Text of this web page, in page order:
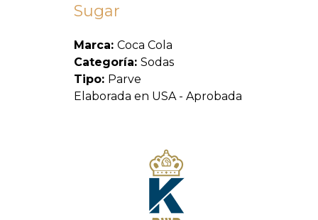
Sugar
Marca: Coca Cola
Categoría: Sodas
Tipo: Parve
Elaborada en USA - Aprobada